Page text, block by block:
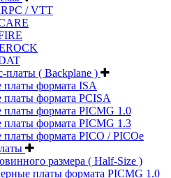
/ VTT
платы ( Backplane )
формата ISA
формата PCISA
платы формата PICMG 1.0
платы формата PICMG 1.3
формата PICO / PICOe
размера ( Half-Size )
платы формата PICMG 1.0